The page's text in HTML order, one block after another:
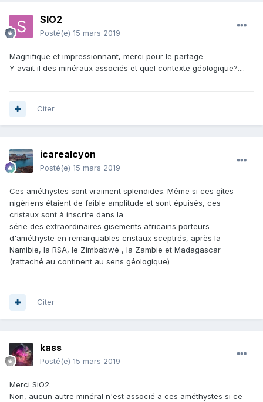
SIO2
Posté(e) 15 mars 2019
Magnifique et impressionnant, merci pour le partage
Y avait il des minéraux associés et quel contexte géologique?....
Citer
icarealcyon
Posté(e) 15 mars 2019
Ces améthystes sont vraiment splendides. Même si ces gîtes
nigériens étaient de faible amplitude et sont épuisés, ces
cristaux sont à inscrire dans la
série des extraordinaires gisements africains porteurs
d'améthyste en remarquables cristaux sceptrés, après la
Namibie, la RSA, le Zimbabwé , la Zambie et Madagascar
(rattaché au continent au sens géologique)
Citer
kass
Posté(e) 15 mars 2019
Merci SiO2.
Non, aucun autre minéral n'est associé a ces améthystes si ce